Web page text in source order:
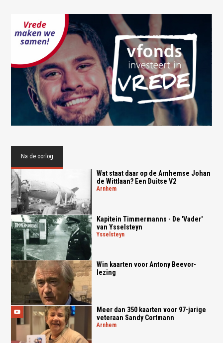
Na de oorlog
Wat staat daar op de Arnhemse Johan
de Wittlaan? Een Duitse V2
arnhem
Kapitein Timmermanns - De 'Vader'
van Ysselsteyn
ysselsteyn
Win kaarten voor Antony Beevor-
lezing
Meer dan 350 kaarten voor 97-jarige
veteraan Sandy Cortmann
arnhem